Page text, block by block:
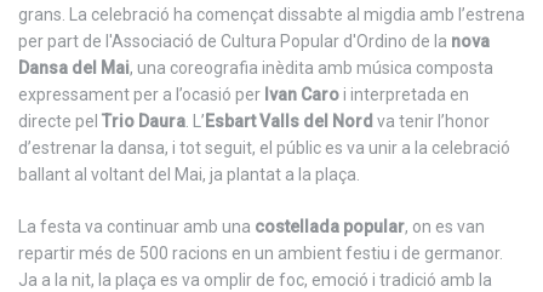
grans. La celebració ha començat dissabte al migdia amb l’estrena
per part de l'Associació de Cultura Popular d'Ordino de la nova
Dansa del Mai, una coreografia inèdita amb música composta
expressament per a l’ocasió per Ivan Caroi interpretada en
directe pel Trio Daura. L’ Esbart Valls del Nord va tenir l’honor
d’estrenar la dansa, i tot seguit, el públic es va unir a la celebració
ballant al voltant del Mai, ja plantat a la plaça.
La festa va continuar amb una costellada popular, on es van
repartir més de 500 racions en un ambient festiu i de germanor.
Ja a la nit, la plaça es va omplir de foc, emoció i tradició amb la